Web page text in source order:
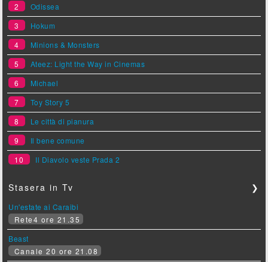
2
Odissea
3
Hokum
4
Minions & Monsters
5
Ateez: Light the Way in Cinemas
6
Michael
7
Toy Story 5
8
Le città di pianura
9
Il bene comune
10
Il Diavolo veste Prada 2
Stasera in Tv ❯
Un'estate ai Caraibi
Rete4 ore 21.35
Beast
Canale 20 ore 21.08